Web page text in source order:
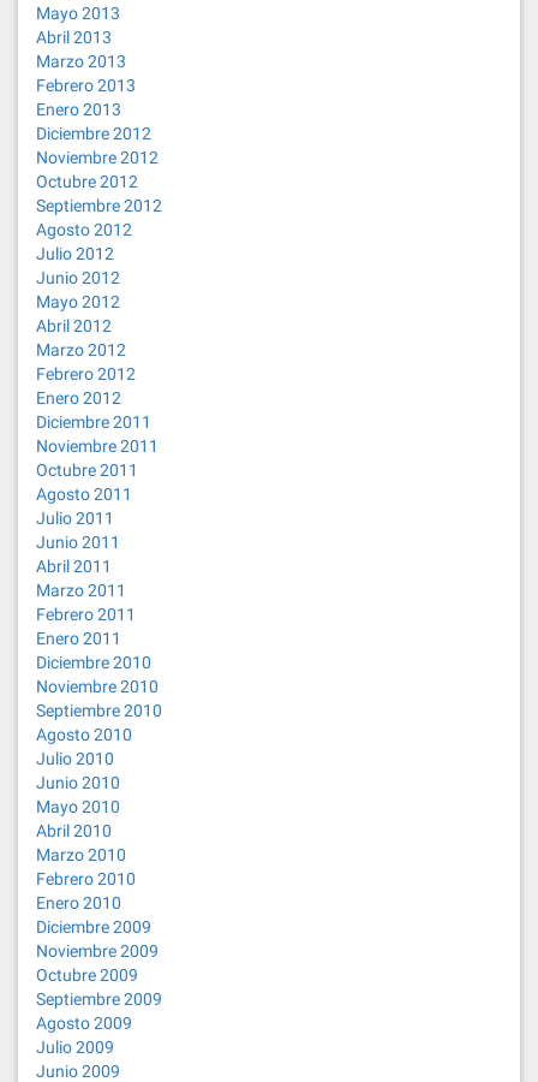
Mayo 2013
Abril 2013
Marzo 2013
Febrero 2013
Enero 2013
Diciembre 2012
Noviembre 2012
Octubre 2012
Septiembre 2012
Agosto 2012
Julio 2012
Junio 2012
Mayo 2012
Abril 2012
Marzo 2012
Febrero 2012
Enero 2012
Diciembre 2011
Noviembre 2011
Octubre 2011
Agosto 2011
Julio 2011
Junio 2011
Abril 2011
Marzo 2011
Febrero 2011
Enero 2011
Diciembre 2010
Noviembre 2010
Septiembre 2010
Agosto 2010
Julio 2010
Junio 2010
Mayo 2010
Abril 2010
Marzo 2010
Febrero 2010
Enero 2010
Diciembre 2009
Noviembre 2009
Octubre 2009
Septiembre 2009
Agosto 2009
Julio 2009
Junio 2009